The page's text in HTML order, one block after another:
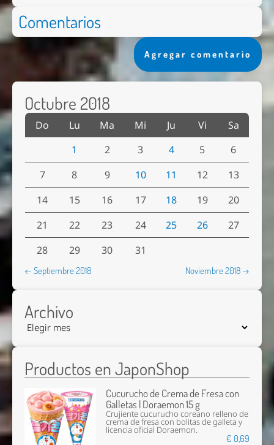
Comentarios
Agregar comentario
Octubre 2018
Do Lu Ma Mi Ju Vi
Sa
1
2 3 4 5
6
7
8 9 10 11 12
13
14
15 16 17 18 19
20
21
22 23 24 25 26
27
28
29 30 31
← Septiembre 2018 Noviembre 2018 →
Archivo
Productos en JaponShop
Cucurucho de Crema de Fresa con
Galletas | Doraemon 15 g
Crujiente cucurucho coreano relleno de
crema de fresa con bolitas de galleta y
licencia oficial Doraemon.
€ 0,69